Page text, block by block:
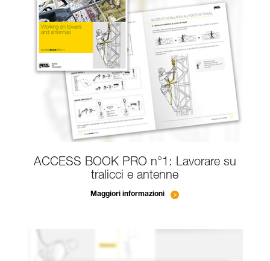
ACCESS BOOK PRO n°1: Lavorare su
tralicci e antenne
Maggiori informazioni